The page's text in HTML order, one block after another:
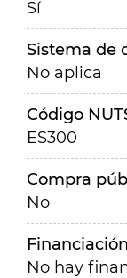
Sí
Sistema de
No aplica
Código
ES300
Compra
No
No hay